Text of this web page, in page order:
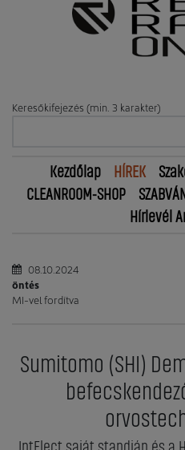
Keresőkifejezés (min. 3 karakter)
Kezdőlap HÍREK
CLEANROOM-SHOP
Hírlevél
08.10.2024
öntés
MI-vel fordítva
Sumitomo (SHI)